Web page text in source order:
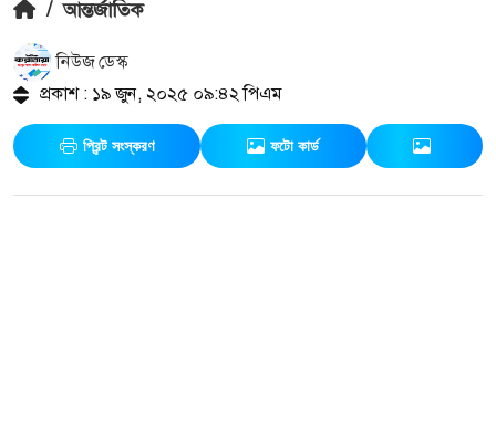
/ আন্তর্জাতিক
নিউজ ডেস্ক
প্রকাশ : ১৯ জুন, ২০২৫ ০৯:৪২ পিএম
প্রিন্ট সংস্করণ ফটো কার্ড